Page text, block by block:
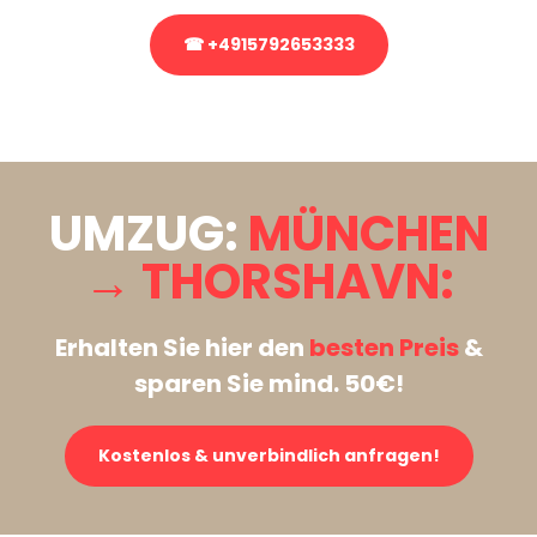
☎ +4915792653333
UMZUG: MÜNCHEN
→ THORSHAVN:
Erhalten Sie hier den besten Preis&
sparen Sie mind. 50€!
Kostenlos & unverbindlich anfragen!